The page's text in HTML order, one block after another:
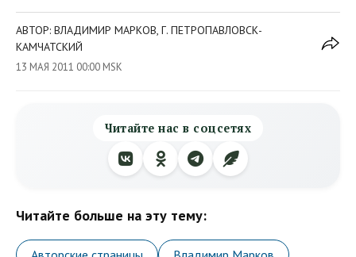
АВТОР: ВЛАДИМИР МАРКОВ, Г. ПЕТРОПАВЛОВСК-
КАМЧАТСКИЙ
13 МАЯ 2011 00:00 MSK
Читайте нас в соцсетях
Читайте больше на эту тему: